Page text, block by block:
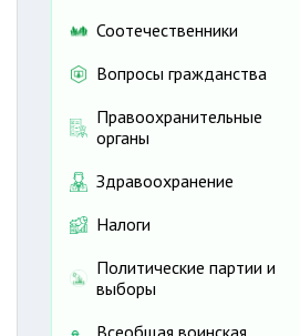
Соотечественники
Вопросы гражданства
Правоохранительные
органы
Здравоохранение
Налоги
Политические партии и
выборы